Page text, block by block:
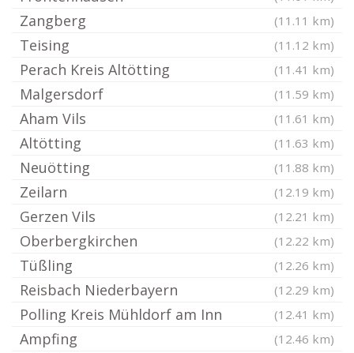
Zangberg (11.11 km)
Teising (11.12 km)
Perach Kreis Altötting (11.41 km)
Malgersdorf (11.59 km)
Aham Vils (11.61 km)
Altötting (11.63 km)
Neuötting (11.88 km)
Zeilarn (12.19 km)
Gerzen Vils (12.21 km)
Oberbergkirchen (12.22 km)
Tüßling (12.26 km)
Reisbach Niederbayern (12.29 km)
Polling Kreis Mühldorf am Inn (12.41 km)
Ampfing (12.46 km)